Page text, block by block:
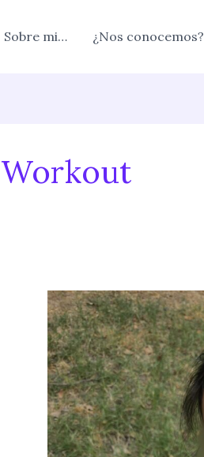
Sobre mi… ¿Nos conocemos?
Workout